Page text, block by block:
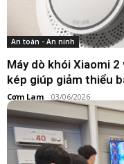
Khoá thông minh
An toàn - An ninh
Máy dò khói Xiaomi
kép giúp giảm thiểu
Cơm Lam - 03/06/2026